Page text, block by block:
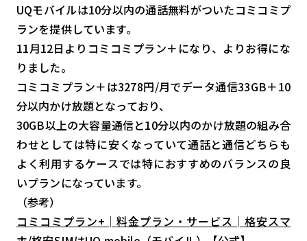
UQモバイルは10分以内の通話無料がついたコミコミプ
ランを提供しています。
11月12日よりコミコミプラン＋になり、よりお得にな
りました。
コミコミプラン＋は3278円/月でデータ通信33GB＋10
分以内かけ放題となっており、
30GB以上の大容量通信と10分以内のかけ放題の組み合
わせとしては特に安くなっていて通話と通信どちらも
よく利用するケースでは特におすすめのバランスの良
いプランになっています。
（参考）
コミコミプラン+│料金プラン・サービス│格安スマ